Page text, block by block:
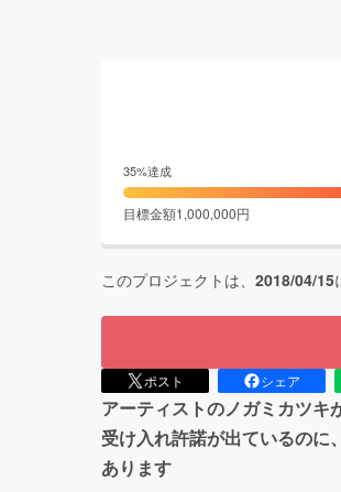
35%達成
目標金額1,000,000円
このプロジェクトは、 2018/04/15
ポスト シェア
アーティストのノガミカツキ
受け入れ許諾が出ているのに
あります